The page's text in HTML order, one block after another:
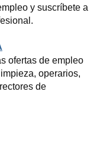
y suscríbete a
ofertas de empleo
operarios,
de